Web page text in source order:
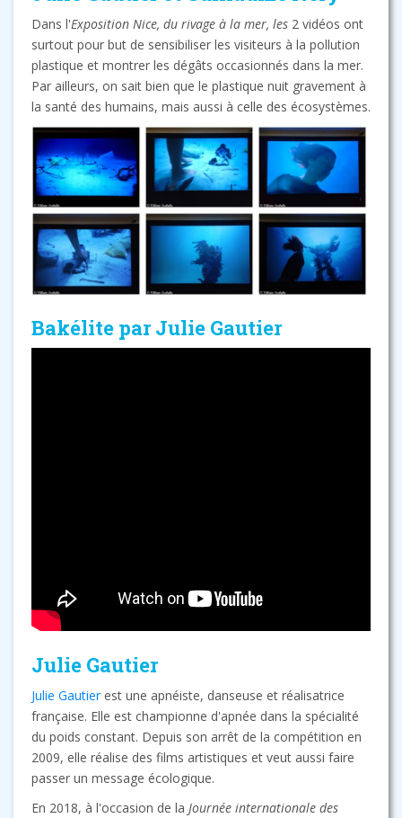
Dans l'Exposition Nice, du rivage à la mer, les 2 vidéos ont
surtout pour but de sensibiliser les visiteurs à la pollution
plastique et montrer les dégâts occasionnés dans la mer.
Par ailleurs, on sait bien que le plastique nuit gravement à
la santé des humains, mais aussi à celle des écosystèmes.
Bakélite par Julie Gautier
Julie Gautier
Julie Gautierest une apnéiste, danseuse et réalisatrice
française. Elle est championne d'apnée dans la spécialité
du poids constant. Depuis son arrêt de la compétition en
2009, elle réalise des films artistiques et veut aussi faire
passer un message écologique.
En 2018, à l'occasion de la Journée internationale des